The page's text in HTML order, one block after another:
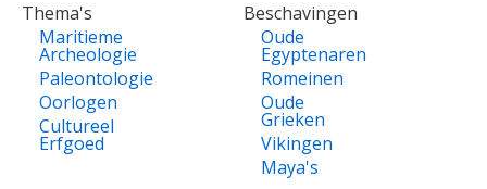
Thema's
Maritieme
Archeologie
Paleontologie
Oorlogen
Cultureel
Erfgoed
Beschavingen
Oude
Egyptenaren
Romeinen
Oude
Grieken
Vikingen
Maya's